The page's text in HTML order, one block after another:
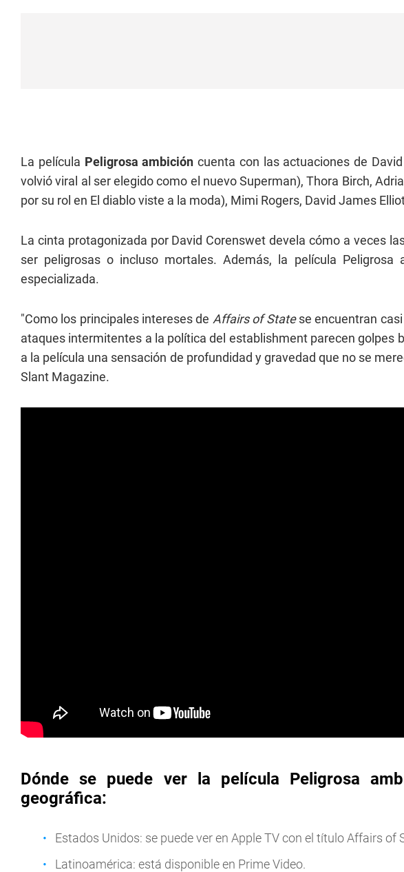
La película Peligrosa ambición cuenta con las actuaciones de
volvió viral al ser elegido como el nuevo Superman), Thora Birch,
por su rol en El diablo viste a la moda), Mimi Rogers, David James
La cinta protagonizada por David Corenswet devela cómo a veces
ser peligrosas o incluso mortales. Además, la película
especializada.
"Como los principales intereses de Affairs of Statese encuentran
ataques intermitentes a la política del establishment parecen golpes
a la película una sensación de profundidad y gravedad que no se
Slant Magazine.
Dónde se puede ver la película Peligrosa
geográfica:
Estados Unidos: se puede ver en Apple TV con el título Affairs of
Latinoamérica: está disponible en Prime Video.